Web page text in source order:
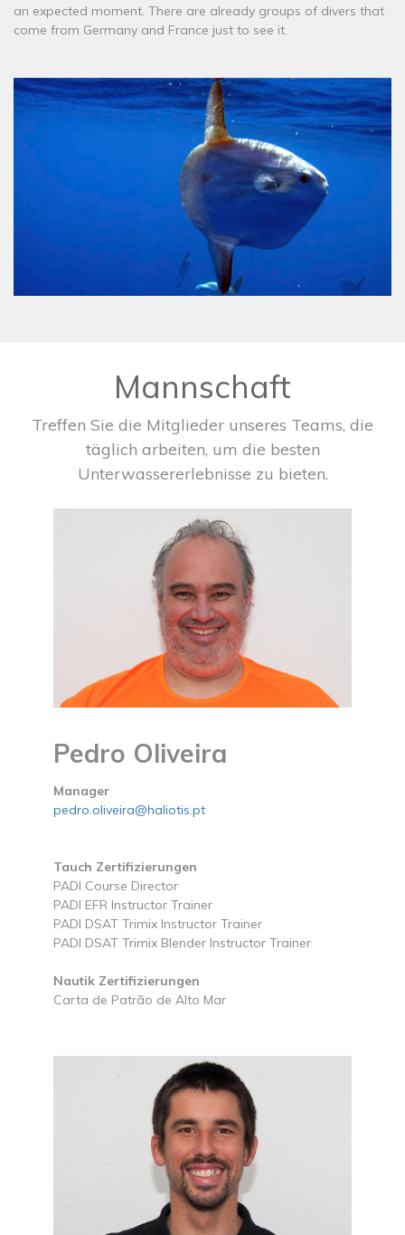
an expected moment. There are already groups of divers that
come from Germany and France just to see it.
Mannschaft
Treffen Sie die Mitglieder unseres Teams, die
täglich arbeiten, um die besten
Unterwassererlebnisse zu bieten.
Pedro Oliveira
Manager
pedro.oliveira@haliotis.pt
Tauch Zertifizierungen
PADI Course Director
PADI EFR Instructor Trainer
PADI DSAT Trimix Instructor Trainer
PADI DSAT Trimix Blender Instructor Trainer
Nautik Zertifizierungen
Carta de Patrão de Alto Mar